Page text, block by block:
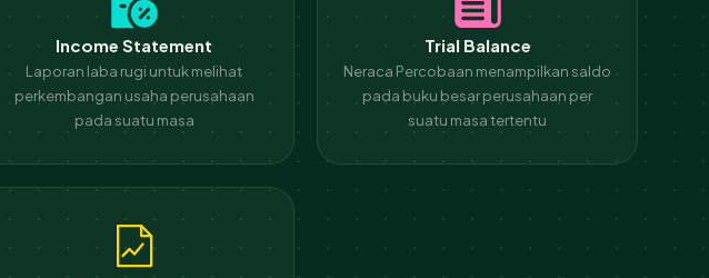
Income Statement
Laporan laba rugi untuk melihat
perkembangan usaha perusahaan
pada suatu masa
Trial Balance
Neraca Percobaan menampilkan saldo
pada buku besar perusahaan per
suatu masa tertentu